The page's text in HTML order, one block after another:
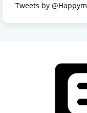
Tweets by